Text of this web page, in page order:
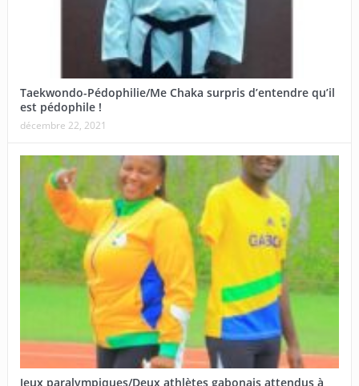
Taekwondo-Pédophilie/Me Chaka surpris d’entendre qu’il
est pédophile !
décembre 22, 2021
Jeux paralympiques/Deux athlètes gabonais attendus à